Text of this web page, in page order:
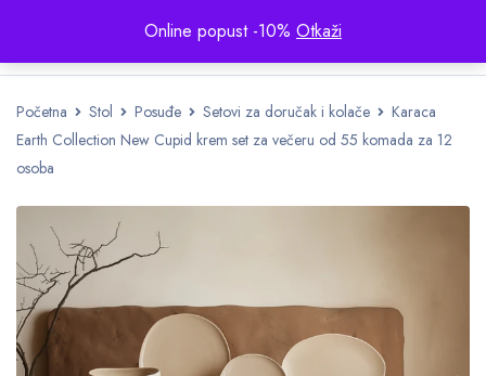
Online popust -10% Otkaži
Početna Stol Posuđe Setovi za doručak i kolače
Karaca
Earth Collection New Cupid krem set za večeru od 55 komada za 12
osoba